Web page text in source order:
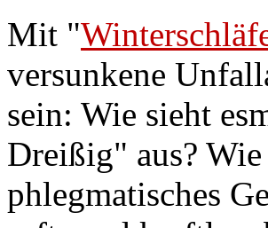
Mit "
versunkene
sein: Wie sieht
Dreißig" aus?
phlegmatisches